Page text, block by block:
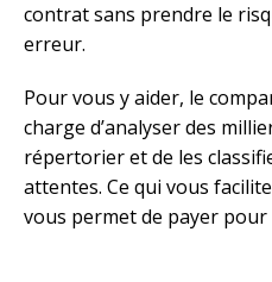
contrat sans prendre le
erreur.
Pour vous y aider, le
charge d’analyser des
répertorier et de les
attentes. Ce qui vous
vous permet de payer pour